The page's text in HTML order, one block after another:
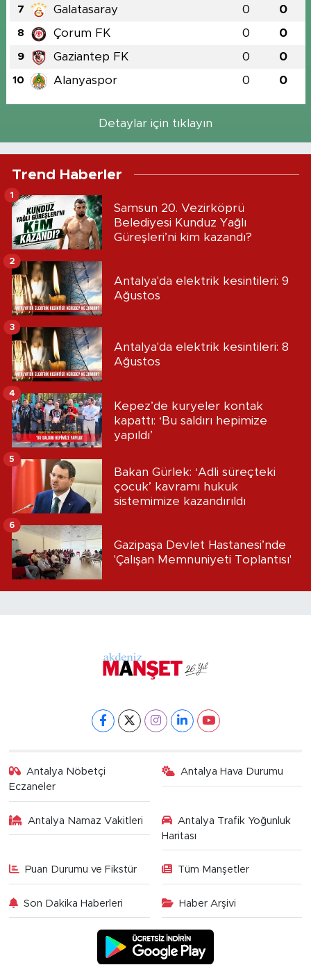
7 Galatasaray 0 0
8 Çorum FK 0 0
9 Gaziantep FK 0 0
10 Alanyaspor 0 0
Detaylar için tıklayın
Trend Haberler
Samsun 20. Vezirköprü
Belediyesi Kunduz Yağlı
Güreşleri’ni kim kazandı?
1
Antalya'da elektrik kesintileri: 9
Ağustos
2
Antalya'da elektrik kesintileri: 8
Ağustos
3
Kepez’de kuryeler kontak
kapattı: ‘Bu saldırı hepimize
yapıldı’
4
Bakan Gürlek: ‘Adli süreçteki
çocuk’ kavramı hukuk
sistemimize kazandırıldı
5
Gazipaşa Devlet Hastanesi’nde
'Çalışan Memnuniyeti Toplantısı'
6
Antalya Nöbetçi
Eczaneler
Antalya Hava Durumu
Antalya Namaz Vakitleri
Antalya Trafik Yoğunluk
Haritası
Puan Durumu ve Fikstür Tüm Manşetler
Son Dakika Haberleri Haber Arşivi